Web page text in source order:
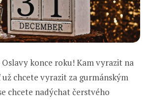
konce roku! Kam vyrazit na
už chcete vyrazit za gurmánským
chcete nadýchat čerstvého